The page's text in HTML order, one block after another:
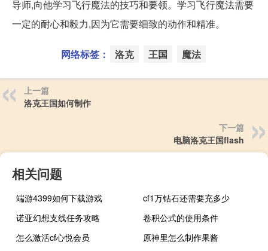
导师,向他学习飞行魔法的技巧和要领。学习飞行魔法需要
一定的耐心和毅力,因为它需要细致的动作和精准。
网络标签： 洛克 王国 魔法
上一篇
洛克王国如何制作
下一篇
电脑洛克王国flash
相关问题
端游4399如何下载游戏
cf1万钻石还需要充多少
诺亚幻想支线任务攻略
卷积公式的使用条件
怎么激活cf心悦会员
原神里怎么制作果酱